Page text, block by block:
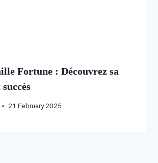
Fortune : Découvrez sa
21 February 2025